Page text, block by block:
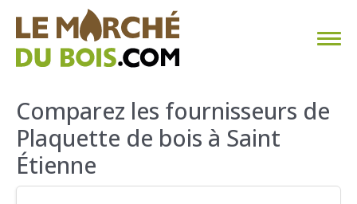
CHAUFFAGE AU BOIS
FAQ
CALCULER SA CONSOMMATION
Comparez les fournisseurs de
Plaquette de bois à Saint
Étienne